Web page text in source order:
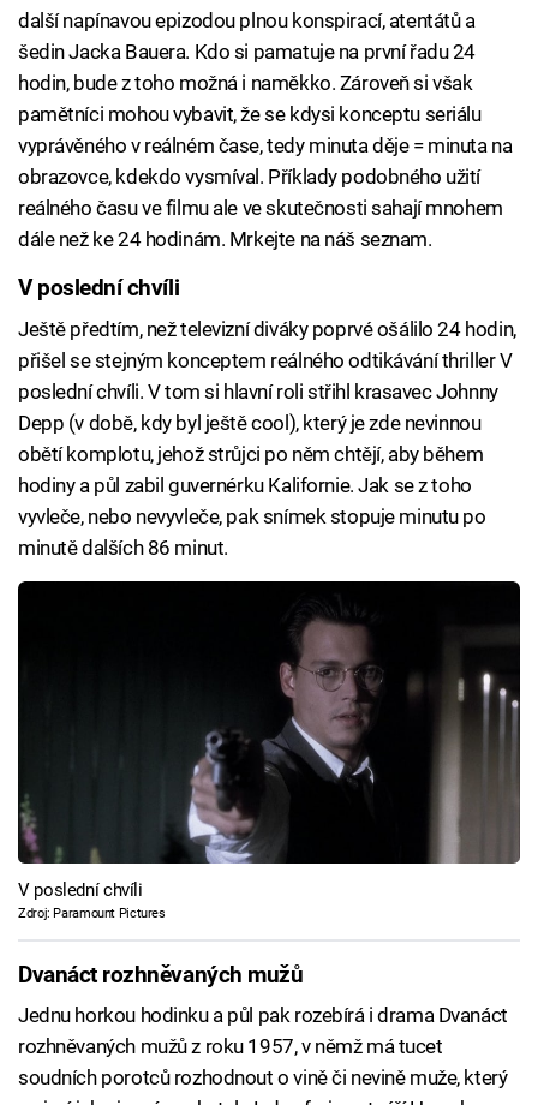
další napínavou epizodou plnou konspirací, atentátů a
šedin Jacka Bauera. Kdo si pamatuje na první řadu 24
hodin, bude z toho možná i naměkko. Zároveň si však
pamětníci mohou vybavit, že se kdysi konceptu seriálu
vyprávěného v reálném čase, tedy minuta děje = minuta na
obrazovce, kdekdo vysmíval. Příklady podobného užití
reálného času ve filmu ale ve skutečnosti sahají mnohem
dále než ke 24 hodinám. Mrkejte na náš seznam.
V poslední chvíli
Ještě předtím, než televizní diváky poprvé ošálilo 24 hodin,
přišel se stejným konceptem reálného odtikávání thriller V
poslední chvíli. V tom si hlavní roli střihl krasavec Johnny
Depp (v době, kdy byl ještě cool), který je zde nevinnou
obětí komplotu, jehož strůjci po něm chtějí, aby během
hodiny a půl zabil guvernérku Kalifornie. Jak se z toho
vyvleče, nebo nevyvleče, pak snímek stopuje minutu po
minutě dalších 86 minut.
V poslední chvíli
Zdroj: Paramount Pictures
Dvanáct rozhněvaných mužů
Jednu horkou hodinku a půl pak rozebírá i drama Dvanáct
rozhněvaných mužů z roku 1957, v němž má tucet
soudních porotců rozhodnout o vině či nevině muže, který